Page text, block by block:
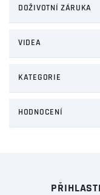
DOŽIVOTNÍ ZÁRUKA
VIDEA
KATEGORIE
HODNOCENÍ